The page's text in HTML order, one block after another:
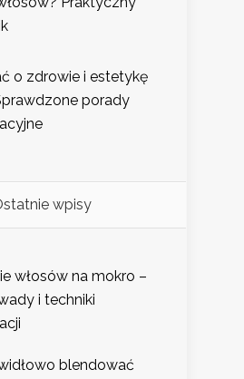
o zdrowie i estetykę
porady
wpisy
włosów na mokro –
i techniki
blendować